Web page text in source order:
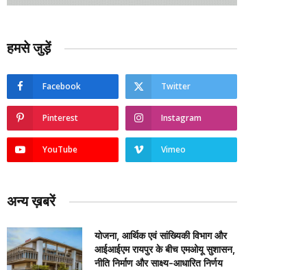
हमसे जुड़ें
Facebook Twitter
Pinterest Instagram
YouTube Vimeo
अन्य ख़बरें
योजना, आर्थिक एवं सांख्यिकी विभाग और
आईआईएम रायपुर के बीच एमओयू सुशासन,
नीति निर्माण और साक्ष्य-आधारित निर्णय